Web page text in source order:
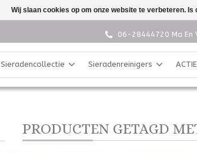
06-28444720 Ma En
Sieradencollectie Sieradenreinigers
PRODUCTEN GETAGD
Wij slaan cookies op om onze website te verbeteren. Is